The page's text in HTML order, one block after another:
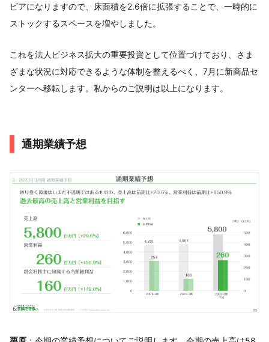
ビアになりますので、床面積を2.6倍に拡張することで、一時的に
ストックするスペースを増やしました。
これを法人ビジネス拡大の重要投資として位置づけており、さま
ざまな状況に対応できるような体制を整えるべく、7月に新商品セ
ンターへ移転します。私からのご説明は以上になります。
通期業績予想